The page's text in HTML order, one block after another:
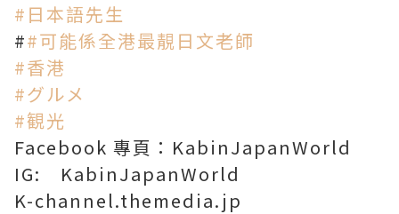
# 日本語先生
##可能係全港最靚日文老師
#香港
#グルメ
#観光
Facebook 專頁：KabinJapanWorld
IG: KabinJapanWorld
K-channel.themedia.jp